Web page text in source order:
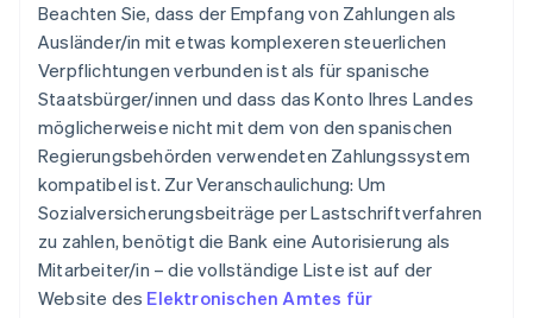
Beachten Sie, dass der Empfang von Zahlungen als
Ausländer/in mit etwas komplexeren steuerlichen
Verpflichtungen verbunden ist als für spanische
Staatsbürger/innen und dass das Konto Ihres Landes
möglicherweise nicht mit dem von den spanischen
Regierungsbehörden verwendeten Zahlungssystem
kompatibel ist. Zur Veranschaulichung: Um
Sozialversicherungsbeiträge per Lastschriftverfahren
zu zahlen, benötigt die Bank eine Autorisierung als
Mitarbeiter/in – die vollständige Liste ist auf der
Website des Elektronischen Amtes für